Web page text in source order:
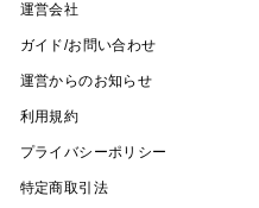
運営会社
ガイド/お問い合わせ
運営からのお知らせ
利用規約
プライバシーポリシー
特定商取引法